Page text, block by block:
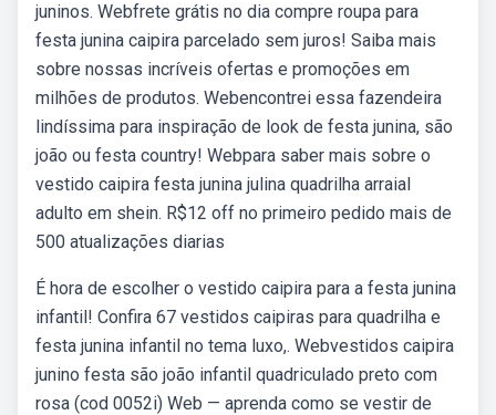
juninos. Webfrete grátis no dia compre roupa para
festa junina caipira parcelado sem juros! Saiba mais
sobre nossas incríveis ofertas e promoções em
milhões de produtos. Webencontrei essa fazendeira
lindíssima para inspiração de look de festa junina, são
joão ou festa country! Webpara saber mais sobre o
vestido caipira festa junina julina quadrilha arraial
adulto em shein. R$12 off no primeiro pedido mais de
500 atualizações diarias
É hora de escolher o vestido caipira para a festa junina
infantil! Confira 67 vestidos caipiras para quadrilha e
festa junina infantil no tema luxo,. Webvestidos caipira
junino festa são joão infantil quadriculado preto com
rosa (cod 0052i) Web — aprenda como se vestir de